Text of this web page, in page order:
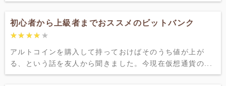
初心者から上級者までおススメのビットバンク
★★★★★
★★★★★
アルトコインを購入して持っておけばそのうち値が上が
る、という話を友人から聞きました。今現在仮想通貨の...